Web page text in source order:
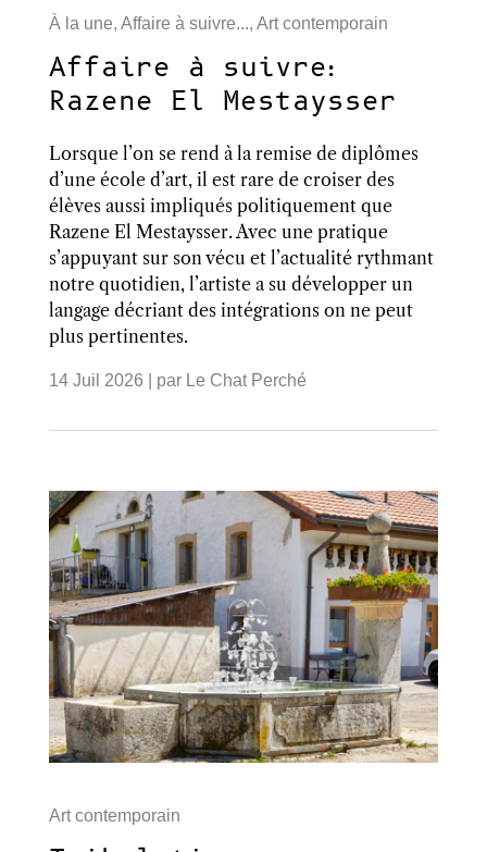
À la une, Affaire à suivre..., Art contemporain
Affaire à suivre:
Razene El Mestaysser
Lorsque l’on se rend à la remise de diplômes
d’une école d’art, il est rare de croiser des
élèves aussi impliqués politiquement que
Razene El Mestaysser. Avec une pratique
s’appuyant sur son vécu et l’actualité rythmant
notre quotidien, l’artiste a su développer un
langage décriant des intégrations on ne peut
plus pertinentes.
14 Juil 2026 | par Le Chat Perché
Art contemporain